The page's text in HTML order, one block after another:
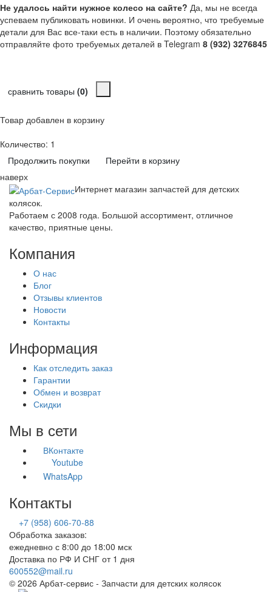
Не удалось найти нужное колесо на сайте? Да, мы не всегда
успеваем публиковать новинки. И очень вероятно, что требуемые
детали для Вас все-таки есть в наличии. Поэтому обязательно
отправляйте фото требуемых деталей в Telegram 8 (932) 3276845
сравнить товары (0)
Товар добавлен в корзину
Количество: 1
Продолжить покупки
Перейти в корзину
наверх
Интернет магазин запчастей для детских
колясок.
Работаем с 2008 года. Большой ассортимент, отличное
качество, приятные цены.
Компания
О нас
Блог
Отзывы клиентов
Новости
Контакты
Информация
Как отследить заказ
Гарантии
Обмен и возврат
Скидки
Мы в сети
ВКонтакте
Youtube
WhatsApp
Контакты
+7 (958) 606-70-88
Обработка заказов:
ежедневно с 8:00 до 18:00 мск
Доставка по РФ И СНГ от 1 дня
600552@mail.ru
© 2026 Арбат-сервис - Запчасти для детских колясок